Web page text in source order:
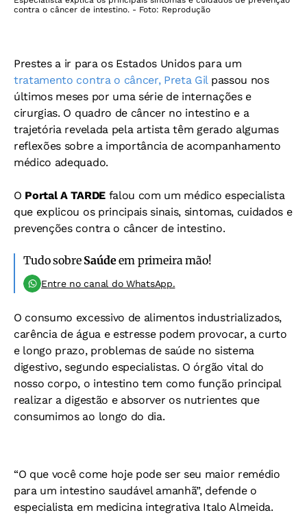
contra o câncer de intestino. - Foto: Reprodução
Prestes a ir para os Estados Unidos para um
tratamento contra o câncer, Preta Gilpassou nos
últimos meses por uma série de internações e
cirurgias. O quadro de câncer no intestino e a
trajetória revelada pela artista têm gerado algumas
reflexões sobre a importância de acompanhamento
médico adequado.
O Portal A TARDE falou com um médico especialista
que explicou os principais sinais, sintomas, cuidados e
prevenções contra o câncer de intestino.
Tudo sobre Saúdeem primeira mão!
Entre no canal do WhatsApp.
O consumo excessivo de alimentos industrializados,
carência de água e estresse podem provocar, a curto
e longo prazo, problemas de saúde no sistema
digestivo, segundo especialistas. O órgão vital do
nosso corpo, o intestino tem como função principal
realizar a digestão e absorver os nutrientes que
consumimos ao longo do dia.
“O que você come hoje pode ser seu maior remédio
para um intestino saudável amanhã”, defende o
especialista em medicina integrativa Italo Almeida.